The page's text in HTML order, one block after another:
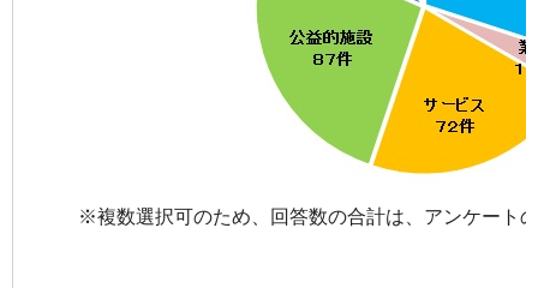
※複数選択可のため、回答数の合計は、アンケート